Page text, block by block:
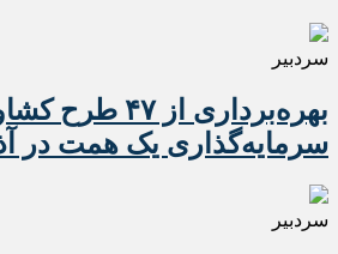
سردبیر
بهره‌برداری از ۴۷
سرمایه‌گذاری یک همت در
سردبیر